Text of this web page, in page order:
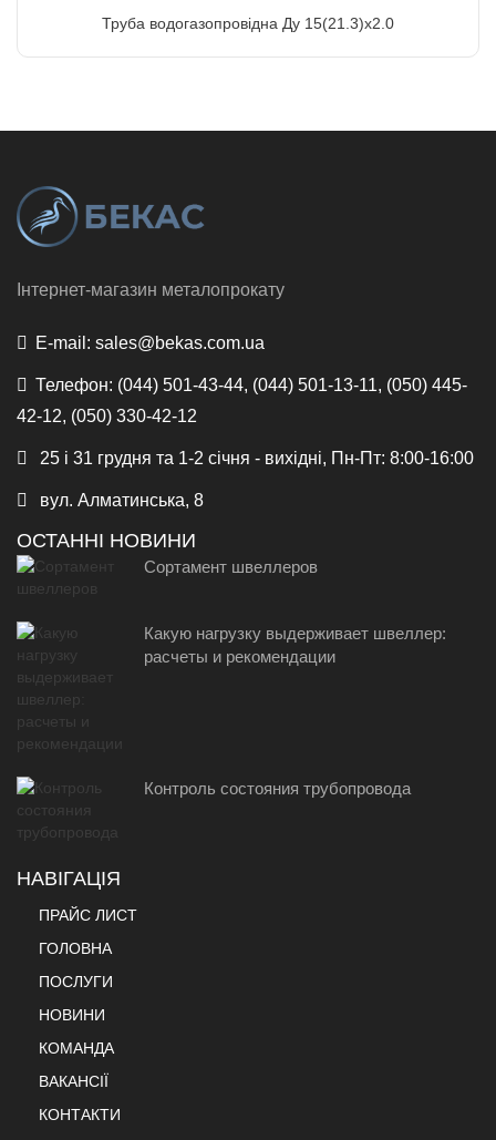
Труба водогазопровідна Ду 15(21.3)х2.0
Інтернет-магазин металопрокату
E-mail: sales@bekas.com.ua
Телефон: (044) 501-43-44, (044) 501-13-11, (050) 445-
42-12, (050) 330-42-12
25 і 31 грудня та 1-2 січня - вихідні, Пн-Пт: 8:00-16:00
вул. Алматинська, 8
ОСТАННІ НОВИНИ
Сортамент швеллеров
Какую нагрузку выдерживает швеллер:
расчеты и рекомендации
Контроль состояния трубопровода
НАВІГАЦІЯ
ПРАЙС ЛИСТ
ГОЛОВНА
ПОСЛУГИ
НОВИНИ
КОМАНДА
ВАКАНСІЇ
КОНТАКТИ